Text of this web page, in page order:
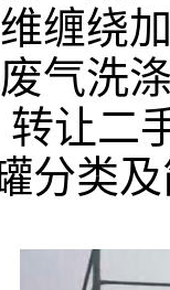
缠绕
气洗
让二
分类